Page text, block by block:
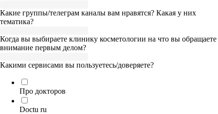
Какие группы/телеграм каналы вам нравятся? Какая у них
тематика?
Когда вы выбираете клинику косметологии на что вы обращаете
внимание первым делом?
Какими сервисами вы пользуетесь/доверяете?
Про докторов
Doctu ru